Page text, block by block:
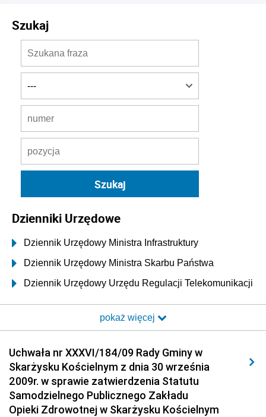
Szukaj
Dzienniki Urzędowe
Dziennik Urzędowy Ministra Infrastruktury
Dziennik Urzędowy Ministra Skarbu Państwa
Dziennik Urzędowy Urzędu Regulacji Telekomunikacji
Dziennik Urzędowy Ministra Transportu i Budownictwa
Elektronicznej
Dziennik Urzędowy Ministra Spraw Wewnętrznych i
Administracji
Dziennik Urzędowy Ministra Transportu
pokaż więcej
Uchwała nr XXXVI/184/09 Rady Gminy w
Skarżysku Kościelnym z dnia 30 września
2009r. w sprawie zatwierdzenia Statutu
Samodzielnego Publicznego Zakładu
Opieki Zdrowotnej w Skarżysku Kościelnym